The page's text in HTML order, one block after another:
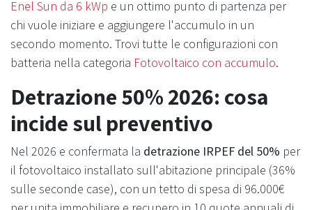
Enel Sun da 6 kWp e un ottimo punto di partenza per
chi vuole iniziare e aggiungere l'accumulo in un
secondo momento. Trovi tutte le configurazioni con
batteria nella categoria Fotovoltaico con accumulo.
Detrazione 50% 2026: cosa
incide sul preventivo
Nel 2026 e confermata la detrazione IRPEF del 50% per
il fotovoltaico installato sull'abitazione principale (36%
sulle seconde case), con un tetto di spesa di 96.000€